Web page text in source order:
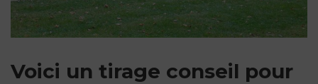
Voici un tirage conseil pour